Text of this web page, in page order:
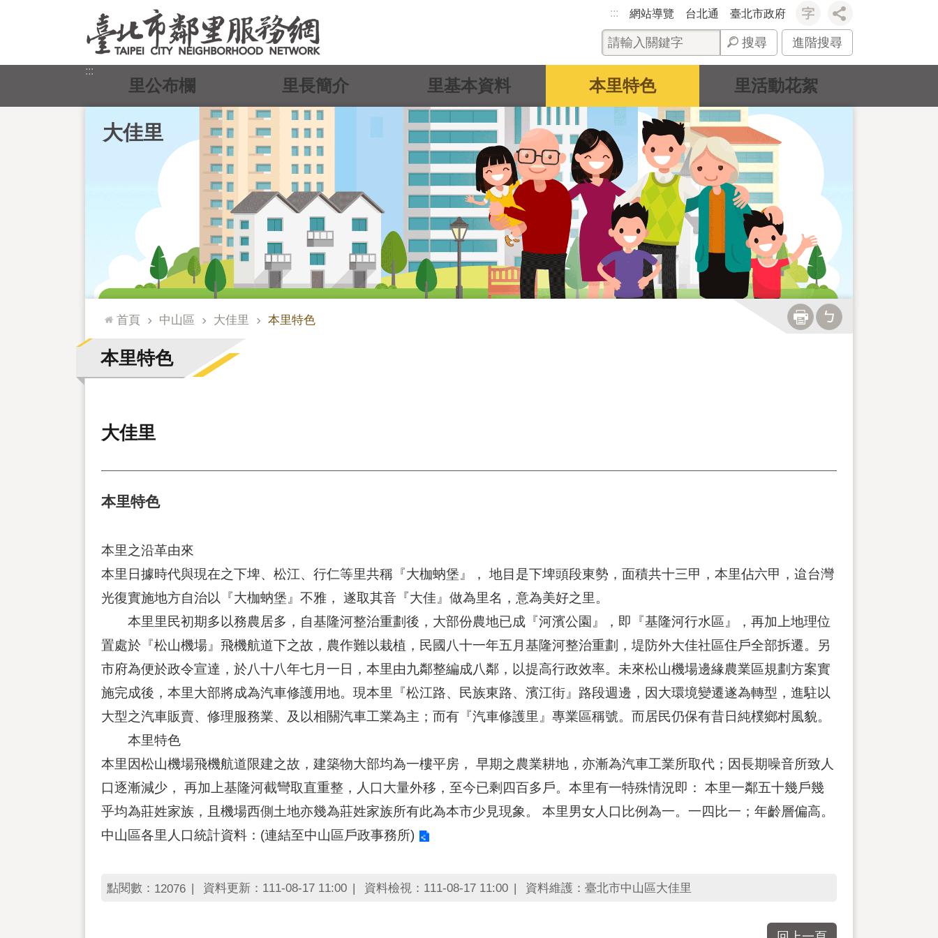
::: 網站導覽 台北通 臺北市政府
搜尋 進階搜尋
:::
大佳里
里公布欄 里長簡介 里基本資料 本里特色 里活動花絮
::: 首頁 中山區 大佳里 本里特色
本里特色
大佳里
本里特色
本里之沿革由來
本里日據時代與現在之下埤、松江、行仁等里共稱『大枷蚋堡』， 地目是下埤頭段東勢，面積共十三甲，本里佔六甲，迨台灣
光復實施地方自治以『大枷蚋堡』不雅， 遂取其音『大佳』做為里名，意為美好之里。
本里里民初期多以務農居多，自基隆河整治重劃後，大部份農地已成『河濱公園』，即『基隆河行水區』，再加上地理位
置處於『松山機場』飛機航道下之故，農作難以栽植，民國八十一年五月基隆河整治重劃，堤防外大佳社區住戶全部拆遷。另
市府為便於政令宣達，於八十八年七月一日，本里由九鄰整編成八鄰，以提高行政效率。未來松山機場邊緣農業區規劃方案實
施完成後，本里大部將成為汽車修護用地。現本里『松江路、民族東路、濱江街』路段週邊，因大環境變遷遂為轉型，進駐以
大型之汽車販賣、修理服務業、及以相關汽車工業為主；而有『汽車修護里』專業區稱號。而居民仍保有昔日純樸鄉村風貌。
本里特色
本里因松山機場飛機航道限建之故，建築物大部均為一樓平房， 早期之農業耕地，亦漸為汽車工業所取代；因長期噪音所致人
口逐漸減少， 再加上基隆河截彎取直重整，人口大量外移，至今已剩四百多戶。本里有一特殊情況即： 本里一鄰五十幾戶幾
乎均為莊姓家族，且機場西側土地亦幾為莊姓家族所有此為本市少見現象。 本里男女人口比例為一。一四比一；年齡層偏高。
中山區各里人口統計資料：(連結至中山區戶政事務所)
點閱數： 12076 資料更新：111-08-17 11:00 資料檢視：111-08-17 11:00 資料維護：臺北市中山區大佳里